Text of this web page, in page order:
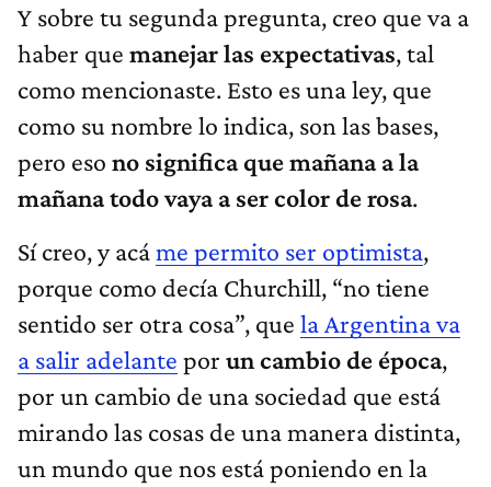
Y sobre tu segunda pregunta, creo que va a
haber que manejar las expectativas, tal
como mencionaste. Esto es una ley, que
como su nombre lo indica, son las bases,
pero eso no significa que mañana a la
mañana todo vaya a ser color de rosa.
Sí creo, y acáme permito ser optimista,
porque como decía Churchill, “no tiene
sentido ser otra cosa”, que la Argentina va
a salir adelante por un cambio de época,
por un cambio de una sociedad que está
mirando las cosas de una manera distinta,
un mundo que nos está poniendo en la